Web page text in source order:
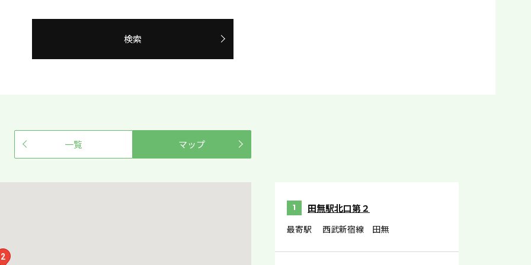
検索
一覧 マップ
2
1 田無駅北口第２
最寄駅 西武新宿線 田無